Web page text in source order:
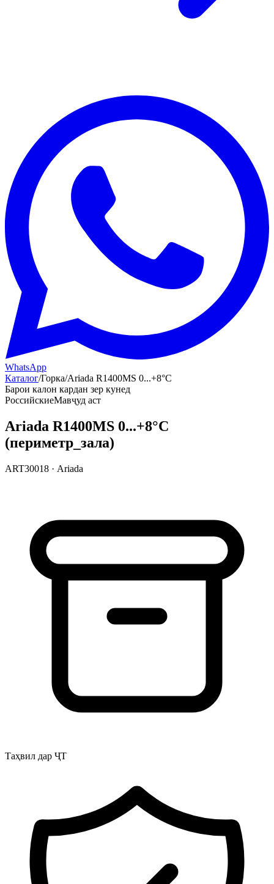
WhatsApp
Каталог/Горка/Ariada R1400MS 0...+8°С
Барои калон кардан зер кунед
РоссийскиеМавҷуд аст
Ariada R1400MS 0...+8°С
(периметр_зала)
ART30018 · Ariada
Таҳвил дар ҶТ